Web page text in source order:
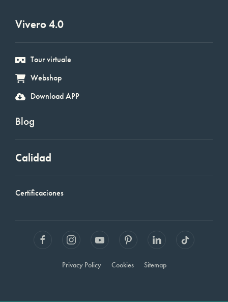
Vivero 4.0
Tour virtuale
Webshop
Download APP
Blog
Calidad
Certificaciones
Privacy Policy Cookies Sitemap